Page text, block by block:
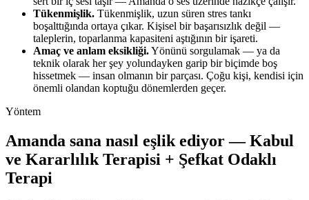
Tükenmişlik. Tükenmişlik, uzun süren stres tankı
boşalttığında ortaya çıkar. Kişisel bir başarısızlık değil —
taleplerin, toparlanma kapasiteni aştığının bir işareti.
Amaç ve anlam eksikliği.Yönünü sorgulamak — ya da
teknik olarak her şey yolundayken garip bir biçimde boş
hissetmek — insan olmanın bir parçası. Çoğu kişi, kendisi için
önemli olandan koptuğu dönemlerden geçer.
Yöntem
Amanda sana nasıl eşlik ediyor — Kabul
ve Kararlılık Terapisi + Şefkat Odaklı
Terapi